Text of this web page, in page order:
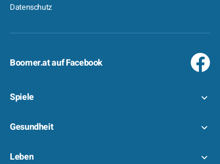
Datenschutz
Boomer.at auf Facebook
Spiele
Gesundheit
Leben